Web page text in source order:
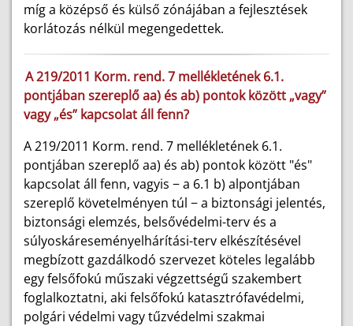
míg a középső és külső zónájában a fejlesztések
korlátozás nélkül megengedettek.
A 219/2011 Korm. rend. 7 mellékletének 6.1.
pontjában szereplő aa) és ab) pontok között „vagy”
vagy „és” kapcsolat áll fenn?
A 219/2011 Korm. rend. 7 mellékletének 6.1.
pontjában szereplő aa) és ab) pontok között "és"
kapcsolat áll fenn, vagyis − a 6.1 b) alpontjában
szereplő követelményen túl − a biztonsági jelentés,
biztonsági elemzés, belsővédelmi-terv és a
súlyoskáreseményelhárítási-terv elkészítésével
megbízott gazdálkodó szervezet köteles legalább
egy felsőfokú műszaki végzettségű szakembert
foglalkoztatni, aki felsőfokú katasztrófavédelmi,
polgári védelmi vagy tűzvédelmi szakmai